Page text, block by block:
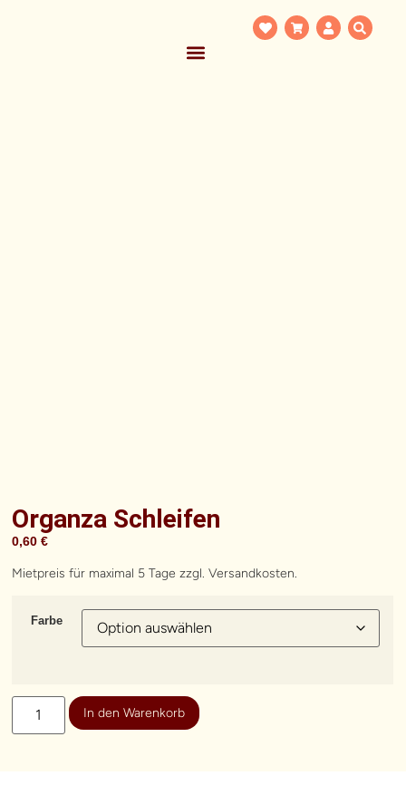
Organza Schleifen
0,60€
Mietpreis für maximal 5 Tage zzgl. Versandkosten.
Farbe
In den Warenkorb